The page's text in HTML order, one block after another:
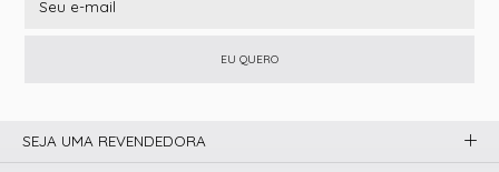
EU QUERO
SEJA UMA REVENDEDORA